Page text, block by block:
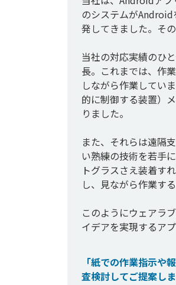
のシステムが
発してきました。そ
当社の対応実績のひ
長。これまでは、作
しながら作業してい
的に制御する装置）
りました。
また、それらは遠隔
い熟練の技術を若手
トグラスさえ装着す
し、見ながら作業す
このようにウェアラ
イデアを実現するア
「紙での作業指示や
査検討してご提案し